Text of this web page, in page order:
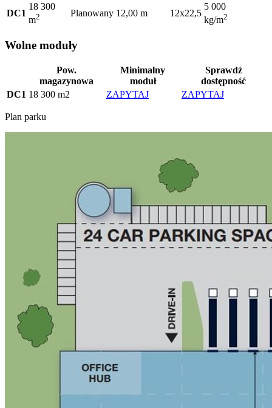
DC1
18 300
m2 Planowany 12,00 m 12x22,5
5 000
kg/m2
Wolne moduły
Pow.
magazynowa
Minimalny
moduł
Sprawdź
dostępność
DC1 18 300 m2 ZAPYTAJ ZAPYTAJ
Plan parku